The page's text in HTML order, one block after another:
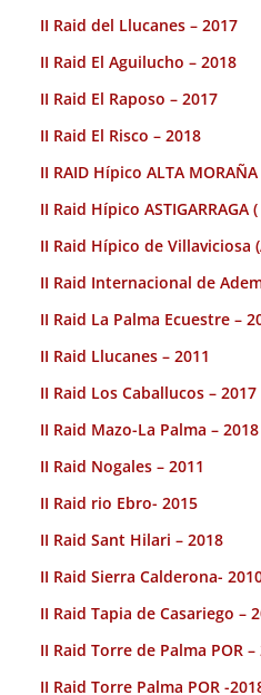
II Raid del Llucanes – 2017
II Raid El Aguilucho – 2018
II Raid El Raposo – 2017
II Raid El Risco – 2018
II RAID Hípico ALTA
II Raid Hípico ASTIGARRAGA
II Raid Hípico de Villaviciosa
II Raid Internacional de
II Raid La Palma Ecuestre –
II Raid Llucanes – 2011
II Raid Los Caballucos – 2017
II Raid Mazo-La Palma – 2018
II Raid Nogales – 2011
II Raid rio Ebro- 2015
II Raid Sant Hilari – 2018
II Raid Sierra Calderona-
II Raid Tapia de Casariego –
II Raid Torre de Palma POR –
II Raid Torre Palma POR -